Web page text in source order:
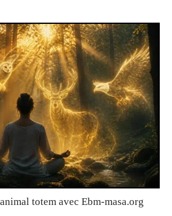
totem avec Ebm-masa.org